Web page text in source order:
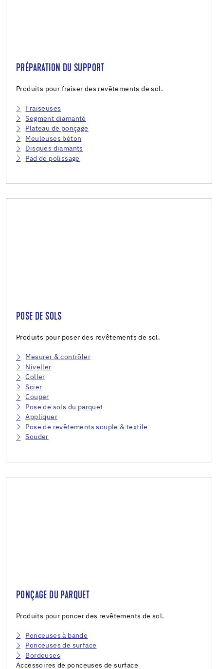
PRÉPARATION DU SUPPORT
Produits pour fraiser des revêtements de sol.
Fraiseuses
Segment diamanté
Plateau de ponçage
Meuleuses béton
Disques diamants
Pad de polissage
POSE DE SOLS
Produits pour poser des revêtements de sol.
Mesurer & contrôler
Niveller
Coller
Scier
Couper
Pose de sols du parquet
Appliquer
Pose de revêtements souple & textile
Souder
PONÇAGE DU PARQUET
Produits pour poncer des revêtements de sol.
Ponceuses à bande
Ponceuses de surface
Bordeuses
Accessoires de ponceuses de surface